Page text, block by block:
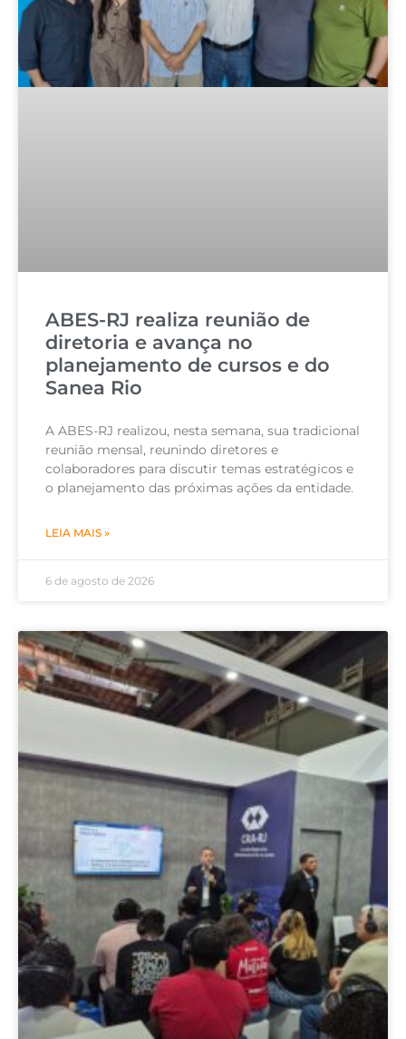
ABES-RJ realiza reunião de
diretoria e avança no
planejamento de cursos e do
Sanea Rio
A ABES-RJ realizou, nesta semana, sua tradicional
reunião mensal, reunindo diretores e
colaboradores para discutir temas estratégicos e
o planejamento das próximas ações da entidade.
LEIA MAIS »
6 de agosto de 2026